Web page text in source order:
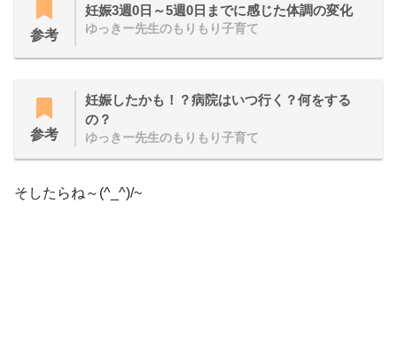
参考
妊娠3週0日～5週0日までに感じた体調の変化
ゆっきー先生のもりもり子育て
参考
妊娠したかも！？病院はいつ行く？何をする
の？
ゆっきー先生のもりもり子育て
そしたらね～(^_^)/~